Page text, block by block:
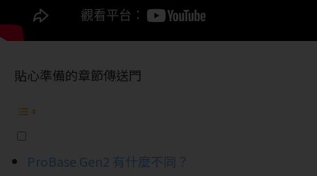
貼心準備的章節傳送門
ProBase Gen2 有什麼不同？